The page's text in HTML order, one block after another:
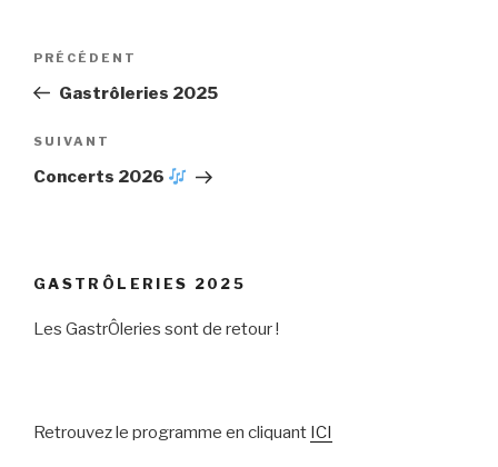
Navigation
l’article
Article
précédent
PRÉCÉDENT
Gastrôleries 2025
Article
suivant
SUIVANT
Concerts 2026
GASTRÔLERIES 2025
Les GastrÔleries sont de retour !
Retrouvez le programme en cliquant ICI